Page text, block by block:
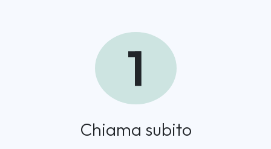
1
Chiama subito